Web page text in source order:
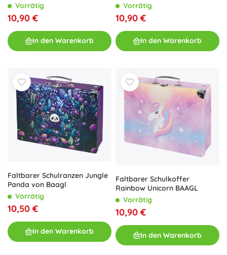
Vorrätig
10,90 €
In den Warenkorb
Vorrätig
10,90 €
In den Warenkorb
Faltbarer Schulranzen Jungle
Panda von Baagl
Vorrätig
10,50 €
In den Warenkorb
Faltbarer Schulkoffer
Rainbow Unicorn BAAGL
Vorrätig
10,90 €
In den Warenkorb